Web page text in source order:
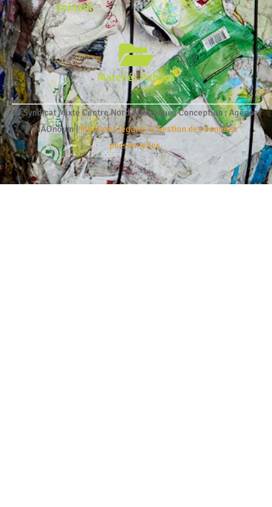
Contact
Marchés Publics
© Syndicat Mixte Centre Nord Atlantique | Conception : Agence
NÂOnoum |Mentions légales & Gestion des données
personnelles.